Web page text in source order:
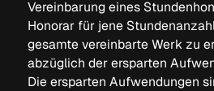
Vereinbarung eines
Honorar für jene
gesamte vereinbarte Werk zu
abzüglich der ersparten
Die ersparten Aufwendungen